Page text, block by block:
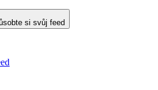
si svůj feed